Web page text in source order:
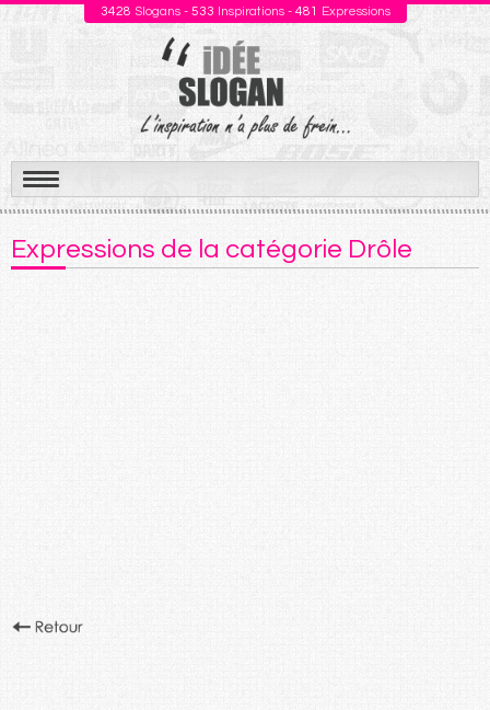
3428 Slogans - 533 Inspirations - 481 Expressions
Aller
au
contenu
Expressions de la catégorie Drôle